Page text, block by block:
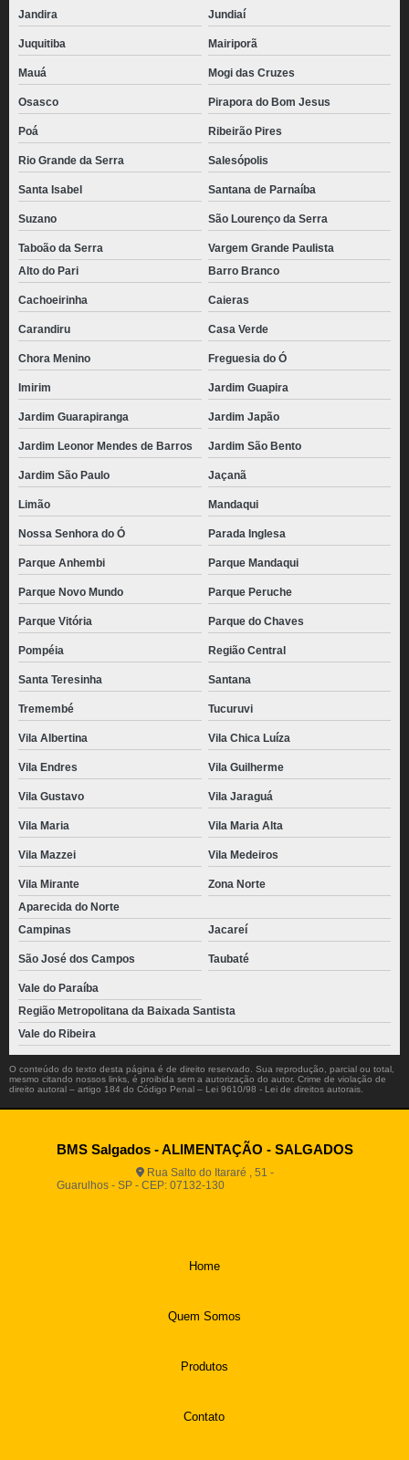
comprar coxinha de frango congelada Moema
coxinhas congeladas para revenda Chácara Santo Antônio
coxinhas congelada Ponte Rasa
coxinha congelada atacado preço Itaquaquecetuba
distribuidora de saco de coxinha congelada Arujá
distribuidora de coxinha congelada para vender Parque Mandaqui
saco de coxinhas congelada CECAP
saco de coxinha congelada preço Parque do Chaves
comprar mini coxinha congelada Chora Menino
distribuidora de coxinha congelada para assar Vila Guilherme
coxinha congelada para assar preço São Caetano do Sul
pacote de coxinha congelada Campinas
coxinhas de frango congelada São Caetano
coxinha de frango congelada preço Gopoúva
distribuidora de saco de coxinha congelada Jundiaí
pacote de coxinha congelada preço Aeroporto de Guarulhos
comprar coxinhas congeladas para revenda Freguesia do Ó
coxinha congelada atacado Aeroporto de Guarulhos
distribuidora de pacote de coxinha congelada Itaim Bibi
comprar coxinha congelada atacado Belém
coxinhas congeladas para revenda preço Nossa Senhora do Ó
comprar mini coxinha congelada Água Branca
Jandira Jundiaí
Juquitiba Mairiporã
Mauá Mogi das Cruzes
Osasco Pirapora do Bom Jesus
Poá Ribeirão Pires
Rio Grande da Serra Salesópolis
Santa Isabel Santana de Parnaíba
Suzano São Lourenço da Serra
Taboão da Serra
Vargem Grande Paulista
Alto do Pari
Barro Branco
Cachoeirinha Caieras
Carandiru Casa Verde
Chora Menino Freguesia do Ó
Imirim Jardim Guapira
Jardim Guarapiranga Jardim Japão
Jardim Leonor Mendes de Barros Jardim São Bento
Jardim São Paulo Jaçanã
Limão Mandaqui
Nossa Senhora do Ó Parada Inglesa
Parque Anhembi Parque Mandaqui
Parque Novo Mundo Parque Peruche
Parque Vitória Parque do Chaves
Pompéia Região Central
Santa Teresinha Santana
Tremembé Tucuruvi
Vila Albertina Vila Chica Luíza
Vila Endres Vila Guilherme
Vila Gustavo Vila Jaraguá
Vila Maria Vila Maria Alta
Vila Mazzei Vila Medeiros
Vila Mirante
Zona Norte
Aparecida do Norte
Campinas
Jacareí
São José dos Campos Taubaté
Vale do Paraíba
Região Metropolitana da Baixada Santista
Vale do Ribeira
O conteúdo do texto desta página é de direito reservado. Sua reprodução, parcial ou total,
mesmo citando nossos links, é proibida sem a autorização do autor. Crime de violação de
direito autoral – artigo 184 do Código Penal – Lei 9610/98 - Lei de direitos autorais
BMS Salgados - ALIMENTAÇÃO - SALGADOS
Rua Salto do Itararé , 51 -
Guarulhos - SP - CEP: 07132-130
Home
Quem Somos
Produtos
Contato